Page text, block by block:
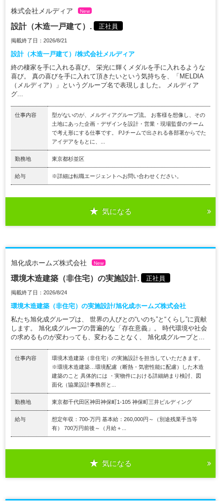
株式会社メルディア New
設計（木造一戸建て）. 正社員
掲載終了日：2026/8/21
設計（木造一戸建て）/株式会社メルディア
終の棲家を手に入れる喜び。 栄光に輝くメダルを手に入れるような
喜び。 真の喜びを手に入れて頂きたいという気持ちを、「MELDIA
（メルディア）」というグループ名で表現しました。 メルディア
グ...
仕事内容
型がないのが、メルディアグループ流。 お客様を想像し、その
土地にあった企画・デザインを設計・営業・現場監督のチーム
で考え形にする仕事です。 PJチームで出される各部署からでた
アイデアをもとに、...
勤務地 東京都杉並区
給与 ※詳細は転職エージェントへお問い合わせください。
気になる
旭化成ホームズ株式会社 New
環境木造建築（非住宅）の実施設計. 正社員
掲載終了日：2026/8/24
環境木造建築（非住宅）の実施設計/旭化成ホームズ株式会社
私たち旭化成グループは、 世界の人びとの“いのち”と“くらし”に貢献
します。 旭化成グループの普遍的な「存在意義」。 時代環境や社会
の求めるものが変わっても、変わることなく、 旭化成グループと...
仕事内容
環境木造建築（非住宅）の実施設計を担当していただきます。
※環境木造建築…環境配慮（断熱・気密性能に配慮）した木造
建築のこと 具体的には ・実物件における詳細納まり検討、図
面化（協業設計事務所と...
勤務地 東京都千代田区神田神保町1-105 神保町三井ビルディング
給与
想定年収：700-万円 基本給：260,000円～（別途残業手当等
有） 700万円前後～（月給＋...
気になる